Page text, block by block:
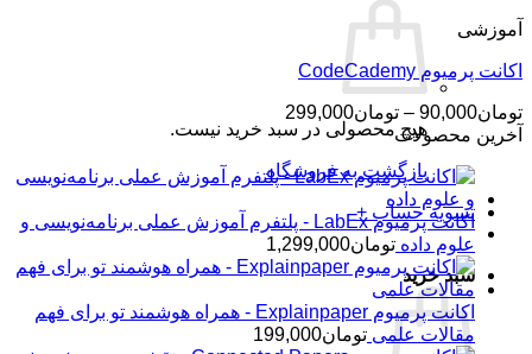
هیچ محصولی در سبد خرید نیست.
بازگشت به فروشگاه
تسویه حساب +
سبد خرید
آموزشی
اکانت پرمیوم CodeCademy
تومان90,000
– تومان299,000
قیمت:
تا
آخرین محصولات
اکانت پرمیوم LabEx - پلتفرم آموزش عملی برنامه‌نویسی و
علوم داده تومان1,299,000
اکانت پرمیوم Explainpaper - همراه هوشمند تو برای فهم
مقالات علمی تومان199,000